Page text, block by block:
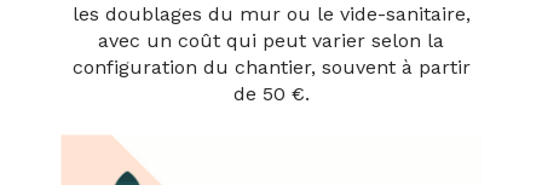
les doublages du mur ou le vide-sanitaire,
avec un coût qui peut varier selon la
configuration du chantier, souvent à partir
de 50 €.